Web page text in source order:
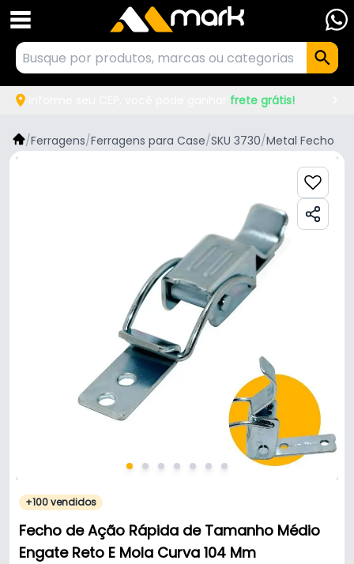
frete grátis!
/Ferragens/Ferragens para Case/SKU 3730/Metal Fecho
+100 vendidos
Fecho de Ação Rápida de Tamanho Médio
Engate Reto E Mola Curva 104 Mm